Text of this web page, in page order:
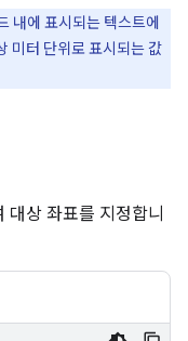
내에 표시되는 텍스트에
미터 단위로 표시되는 값
상 좌표를 지정합니